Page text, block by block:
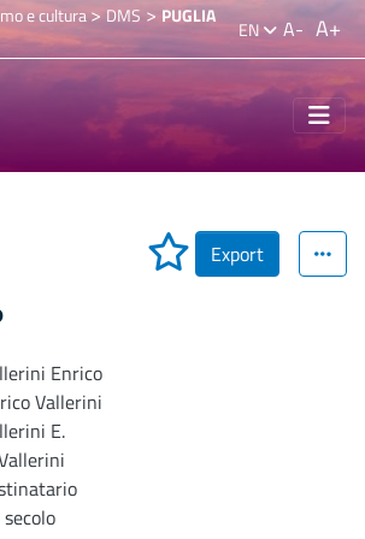
e cultura>DMS > PUGLIA
EN A- A+
Export
Enrico
Vallerini
E.
secolo